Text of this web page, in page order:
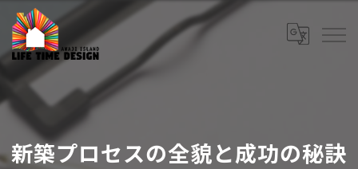
新築プロセスの全貌と成功の秘訣